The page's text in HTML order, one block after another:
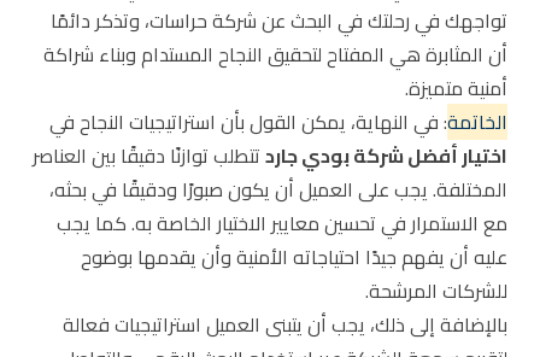
تواجهك في رحلتك في البحث عن شركة حراسات، وتذكر دائمًا
أن المثابرة هي المفتاح لتحقيق النجاح المستدام وبناء شراكة
أمنية متميزة.
الخاتمة: في النهاية، يمكن القول بأن استراتيجيات النجاح في
اختيار أفضل شركة بودي جاردتتطلب توازنًا دقيقًا بين العناصر
المختلفة. يجب على العميل أن يكون صبورًا ودقيقًا في بحثه،
مع الاستمرار في تحسين معايير الاختيار الخاصة به. كما يجب
عليه أن يفهم جيدًا احتياجاته الأمنية وأن يقدمها بوضوح
للشركات المرشحة.
بالإضافة إلى ذلك، يجب أن يتبنى العميل استراتيجيات فعالة